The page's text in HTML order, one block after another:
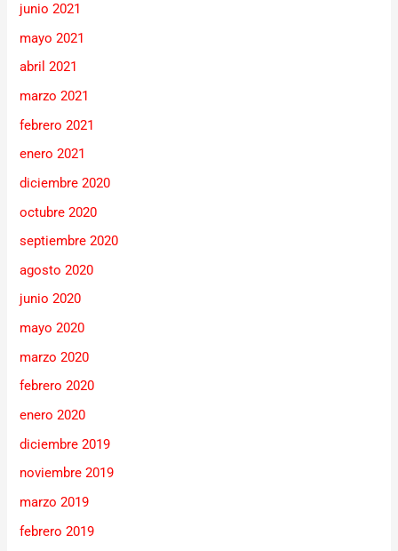
junio 2021
mayo 2021
abril 2021
marzo 2021
febrero 2021
enero 2021
diciembre 2020
octubre 2020
septiembre 2020
agosto 2020
junio 2020
mayo 2020
marzo 2020
febrero 2020
enero 2020
diciembre 2019
noviembre 2019
marzo 2019
febrero 2019